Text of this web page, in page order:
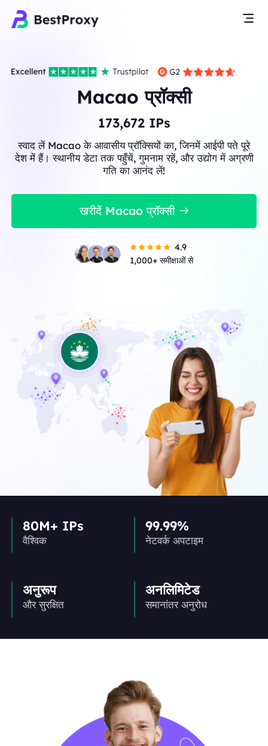
Macao प्रॉक्सी
173,672IPs
स्वाद लें Macao के आवासीय प्रॉक्सियों का, जिनमें आईपी पते पूरे
देश में हैं। स्थानीय डेटा तक पहुँचें, गुमनाम रहें, और उद्योग में अग्रणी
गति का आनंद लें!
खरीदें Macao प्रॉक्सी
4.9
1,000+ समीक्षाओं से
80M+ IPs
वैश्विक
99.99%
नेटवर्क अपटाइम
अनुरूप
और सुरक्षित
अनलिमिटेड
समानांतर अनुरोध